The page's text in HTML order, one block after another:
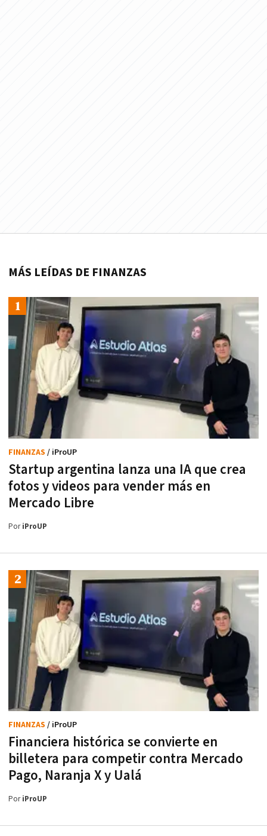
MÁS LEÍDAS DE FINANZAS
Startup argentina lanza una IA que crea
fotos y videos para vender más en
Mercado Libre
FINANZAS / iProUP
PoriProUP
Financiera histórica se convierte en
billetera para competir contra Mercado
Pago, Naranja X y Ualá
FINANZAS / iProUP
PoriProUP